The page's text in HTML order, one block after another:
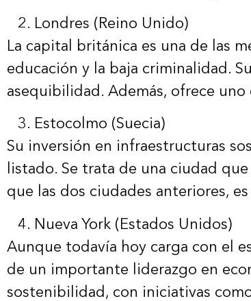
Londres (Reino Unido)
La capital británica es una de las
educación y la baja criminalidad.
asequibilidad. Además, ofrece
Estocolmo (Suecia)
Su inversión en infraestructuras
listado. Se trata de una ciudad
que las dos ciudades anteriores,
Nueva York (Estados Unidos)
Aunque todavía hoy carga con el
de un importante liderazgo en
sostenibilidad, con iniciativas